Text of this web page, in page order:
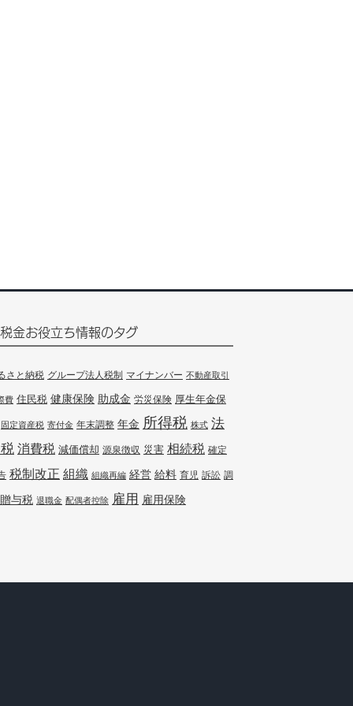
金お役立ち情報のタグ
さと納税 グループ法人税制 マイナンバー 不動産取引
費 住民税 健康保険 助成金 労災保険 厚生年金保
固定資産税 寄付金 年末調整 年金 所得税 株式 法
消費税 減価償却 源泉徴収 災害 相続税 確定
税制改正 組織 組織再編 経営 給料 育児 訴訟 調
贈与税 退職金 配偶者控除 雇用 雇用保険